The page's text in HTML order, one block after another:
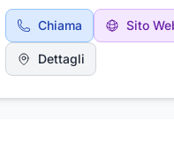
onici, alabastri e pietre
Il nostro è un marchio di
livello nazionale ed
offrire a chi cerca
pavimenti, ambientazioni
Chiama Sito
Dettagli